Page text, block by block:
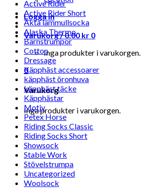
Logga in
Varukorg /0.00 kr 0
Inga produkter i varukorgen.
0
Varukorg
Inga produkter i varukorgen.
Active Rider
Active Rider Short
Äkta lammullsocka
Alaska Thermo
Barnstrumpor
Cotton
Dressage
Käpphäst accessoarer
käpphäst öronhuva
käpphäst täcke
Käpphästar
Motiv
Petex Horse
Riding Socks Classic
Riding Socks Short
Showsock
Stable Work
Stövelstrumpa
Uncategorized
Woolsock